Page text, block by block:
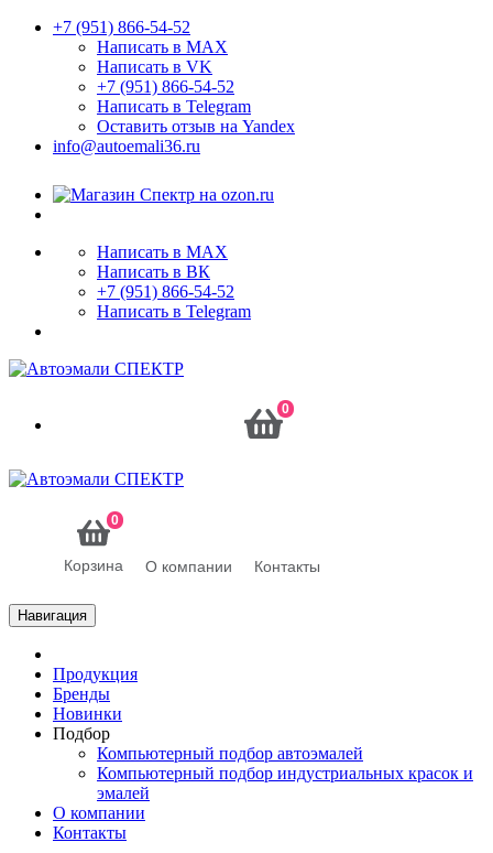
+7 (951) 866-54-52
Написать в MAX
Написать в VK
+7 (951) 866-54-52
Написать в Telegram
Оставить отзыв на Yandex
info@autoemali36.ru
Написать в MAX
Написать в ВК
+7 (951) 866-54-52
Написать в Telegram
0
0
Корзина О компании Контакты
Навигация
Продукция
Бренды
Новинки
Подбор
Компьютерный подбор автоэмалей
Компьютерный подбор индустриальных красок и
эмалей
О компании
Контакты